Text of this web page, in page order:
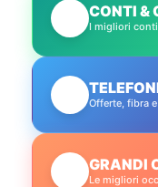
CONTI &
I migliori
Offerte, fibra
GRANDI
Le migliori